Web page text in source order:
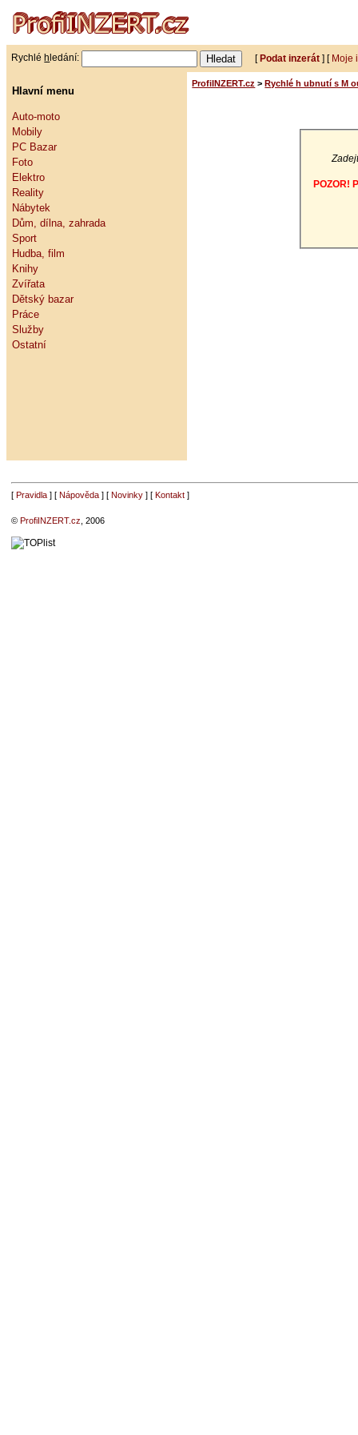
Rychlé h ledání: [Podat inzerát ] [ Moje
Hlavní menu
Auto-moto
Mobily
PC Bazar
Foto
Elektro
Reality
Nábytek
Dům, dílna, zahrada
Sport
Hudba, film
Knihy
Zvířata
Dětský bazar
Práce
Služby
Ostatní
ProfiINZERT.cz > Rychlé h ubnutí s M
POZOR!
[ Pravidla] [ Nápověda] [ Novinky] [ Kontakt]
© ProfiINZERT.cz , 2006